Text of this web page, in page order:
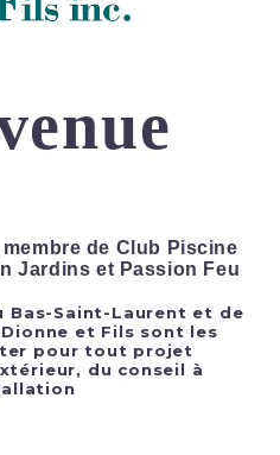
de Club Piscine
Jardins et Passion Feu
Bas-Saint-Laurent et de
et Fils sont les
pour tout projet
du conseil à